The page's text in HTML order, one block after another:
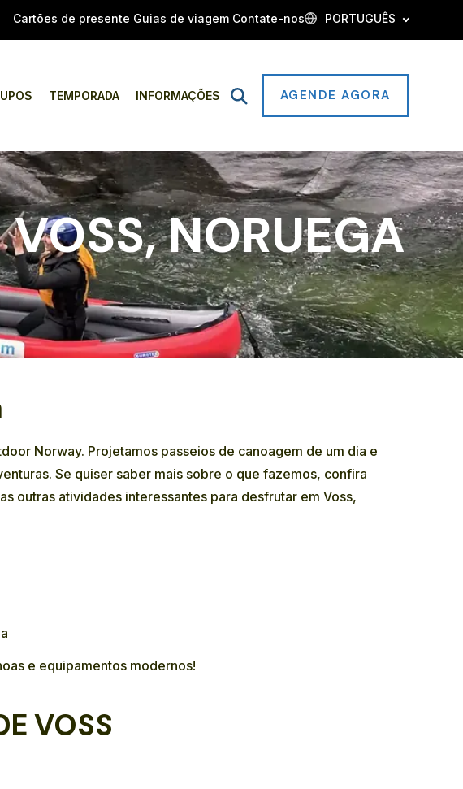
Cartões de presente Guias de viagem Contate-nos PORTUGUÊS
TEMPORADA INFORMAÇÕES
Open
Search
AGENDE AGORA
NORUEGA
Norway. Projetamos passeios de canoagem de um dia e
Se quiser saber mais sobre o que fazemos, confira
outras atividades interessantes para desfrutar em Voss,
e equipamentos modernos!
VOSS